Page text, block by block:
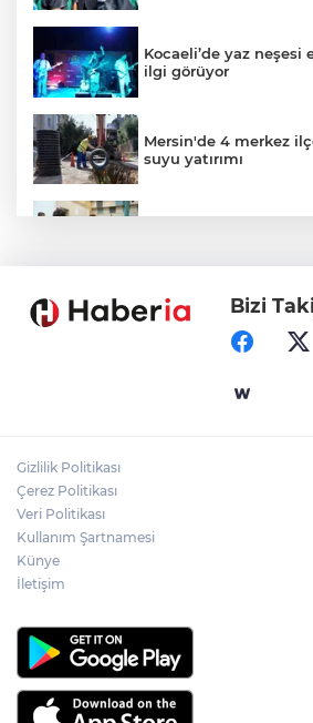
Kocaeli’de yaz
ilgi görüyor
Mersin'de 4 merkez
suyu yatırımı
İçişleri Bakanı
Temmuz'da 107 bin
Bizi
Gizlilik Politikası
Çerez Politikası
Veri Politikası
Kullanım Şartnamesi
Künye
İletişim